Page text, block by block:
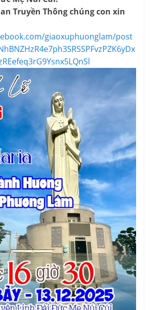
Truyền Thông chúng con xin
giaoxuphuonglam/post